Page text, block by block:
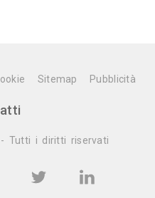
Sitemap Pubblicità
Tutti i diritti riservati